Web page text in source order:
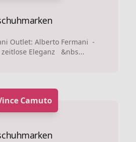
Outlet: Alberto Fermani -
Eleganz &nbs...
Camuto